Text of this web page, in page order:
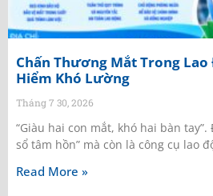
Chấn Thương Mắt Trong
Hiểm Khó Lường
Tháng 7 30, 2026
“Giàu hai con mắt, khó hai bàn
sổ tâm hồn” mà còn là công cụ lao
Read More »